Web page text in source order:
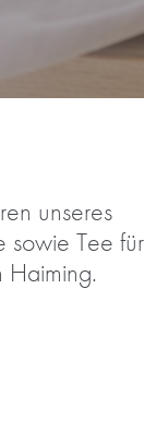
unseres
sowie Tee
Haiming.